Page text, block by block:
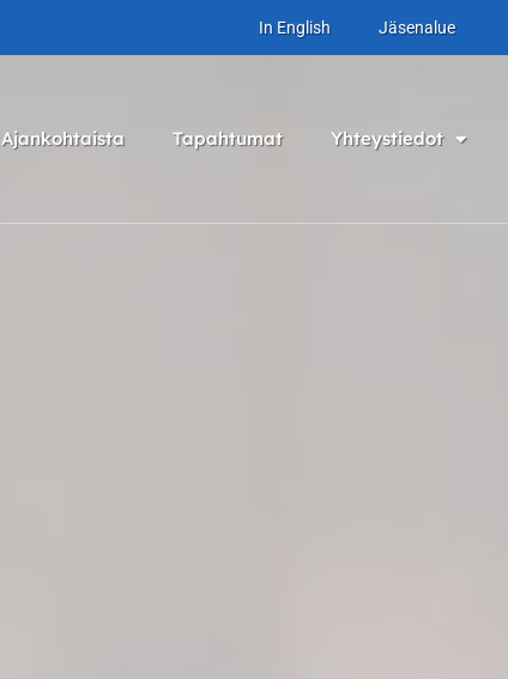
In English Jäsenalue
Ajankohtaista Tapahtumat Yhteystiedot